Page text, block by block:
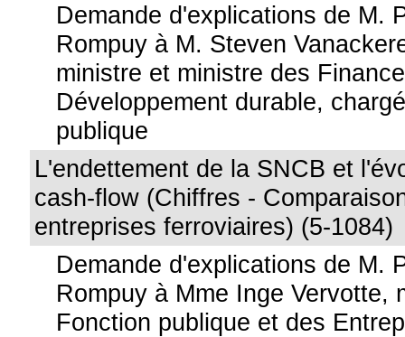
Demande d'explications de M.
Rompuy à M. Steven
ministre et ministre des
Développement durable,
publique
L'endettement de la SNCB et
cash-flow (Chiffres -
entreprises ferroviaires) (5-1084)
Demande d'explications de M.
Rompuy à Mme Inge Vervotte,
Fonction publique et des